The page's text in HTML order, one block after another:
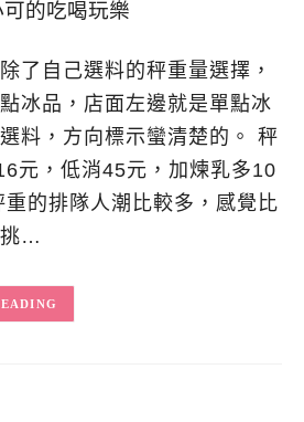
了自己選料的秤重量選擇，
冰品，店面左邊就是單點冰
料，方向標示蠻清楚的。 秤
元，低消45元，加煉乳多10
的排隊人潮比較多，感覺比
挑…